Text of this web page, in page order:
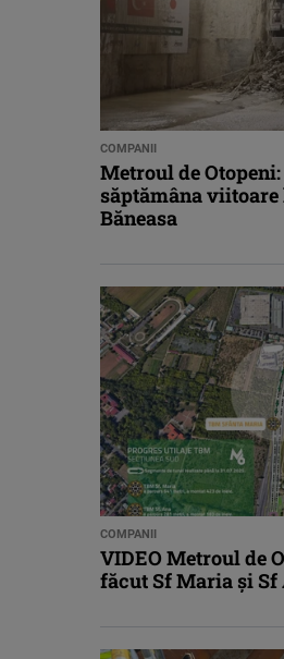
COMPANII
Metroul de Otopeni:
săptămâna
Băneasa
COMPANII
VIDEO Metroul de
făcut Sf Maria și Sf